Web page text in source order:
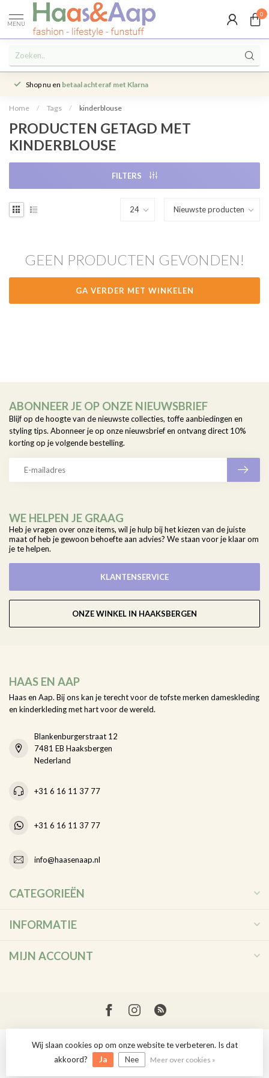
MENU
0
Shop nu en betaal achteraf met Klarna
Home / Tags / kinderblouse
PRODUCTEN GETAGD MET
KINDERBLOUSE
FILTERS
GEEN PRODUCTEN GEVONDEN!
GA VERDER MET WINKELEN
WE HELPEN JE GRAAG
Heb je vragen over onze items, wil je hulp bij het kiezen van de juiste
maat of heb je gewoon behoefte aan advies? We staan voor je klaar om
je te helpen.
KLANTENSERVICE
ONZE WINKEL IN HAAKSBERGEN
ABONNEER JE OP ONZE NIEUWSBRIEF
Blijf op de hoogte van de nieuwste collecties, toffe aanbiedingen en
styling tips. Abonneer je op onze nieuwsbrief en ontvang direct 10%
korting op je volgende bestelling.
HAAS EN AAP
Haas en Aap. Bij ons kan je terecht voor de tofste merken dameskleding
en kinderkleding met hart voor de wereld.
Blankenburgerstraat 12
7481 EB Haaksbergen
Nederland
+31 6 16 11 37 77
+31 6 16 11 37 77
info@haasenaap.nl
CATEGORIEËN
INFORMATIE
MIJN ACCOUNT
© Copyright 2026 Haas en Aap
Wij slaan cookies op om onze website te verbeteren. Is dat
akkoord?
Ja Nee Meer over cookies »